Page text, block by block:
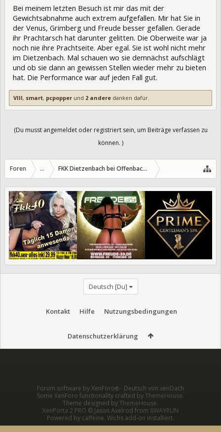
Bei meinem letzten Besuch ist mir das mit der
Gewichtsabnahme auch extrem aufgefallen. Mir hat Sie in
der Venus, Grimberg und Freude besser gefallen. Gerade
ihr Prachtarsch hat darunter gelitten. Die Oberweite war ja
noch nie ihre Prachtseite. Aber egal. Sie ist wohl nicht mehr
im Dietzenbach. Mal schauen wo sie demnächst aufschlägt
und ob sie dann an gewissen Stellen wieder mehr zu bieten
hat. Die Performance war auf jeden Fall gut.
VIII, smart, pcpopper und 2 andere danken dafür.
(Du musst angemeldet oder registriert sein, um Beiträge verfassen zu
können. )
Foren ... FKK Dietzenbach bei Offenbach/Hessen
Deutsch [Du]
Kontakt Hilfe Nutzungsbedingungen
Datenschutzerklärung
Forum software by XenForo® - Deutsch von xenDach
Some XenForo functionality crafted byThemeHouse.
Theme designed byThemeHouse.
XenPorta 2 PRO © Jason Axelrod from 8WAYRUN
Powered by caffeine. Wichs add-on installiert.